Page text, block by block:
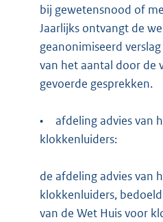
bij gewetensnood of
Jaarlijks ontvangt de
geanonimiseerd
van het aantal door de
gevoerde gesprekken.
•
afdeling advies van
klokkenluiders:
de afdeling advies van
klokkenluiders,
van de Wet Huis voor